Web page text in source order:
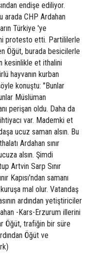
endişe ediliyor.
arada CHP Ardahan
Türkiye 'ye
protesto etti. Partililerle
Öğüt, burada besicilerle
kesinlikle et ithalini
hayvanın kurban
konuştu: "Bunlar
Müslüman
perişan oldu. Daha da
var. Mademki et
ucuz saman alsın. Bu
Ardahan sınır
alsın. Şimdi
Artvin Sarp Sınır
Kapısı'ndan samanı
mal olur. Vatandaş
ardından yetiştiriciler
-Kars-Erzurum illerini
Öğüt, trafiğin bir süre
Öğüt ve